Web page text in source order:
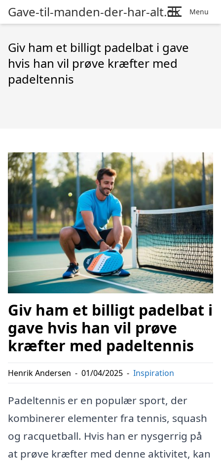
Gave-til-manden-der-har-alt.dk Menu
Giv ham et billigt padelbat i gave
hvis han vil prøve kræfter med
padeltennis
Giv ham et billigt padelbat i
gave hvis han vil prøve
kræfter med padeltennis
Henrik Andersen - 01/04/2025 - Inspiration
Padeltennis er en populær sport, der
kombinerer elementer fra tennis, squash
og racquetball. Hvis han er nysgerrig på
at prøve kræfter med denne aktivitet, kan